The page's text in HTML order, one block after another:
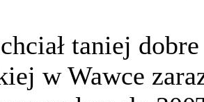
taniej
w Wawce